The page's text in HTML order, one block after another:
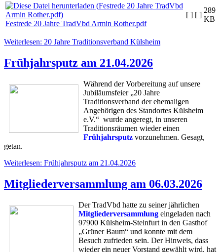
Festrede 20 Jahre TradVbd Armin Rother.pdf
[ ] [ ]
289
KB
Weiterlesen: 20 Jahre Traditionsverband Külsheim
Frühjahrsputz am 21.04.2026
Während der Vorbereitung auf unsere
Jubiläumsfeier „20 Jahre
Traditionsverband der ehemaligen
Angehörigen des Standortes Külsheim
e.V.“ wurde angeregt, in unseren
Traditionsräumen wieder einen
Frühjahrsputz vorzunehmen. Gesagt,
getan.
Weiterlesen: Frühjahrsputz am 21.04.2026
Mitgliederversammlung am 06.03.2026
Der TradVbd hatte zu seiner jährlichen
Mitgliederversammlung eingeladen nach
97900 Külsheim-Steinfurt in den Gasthof
„Grüner Baum“ und konnte mit dem
Besuch zufrieden sein. Der Hinweis, dass
wieder ein neuer Vorstand gewählt wird, hat